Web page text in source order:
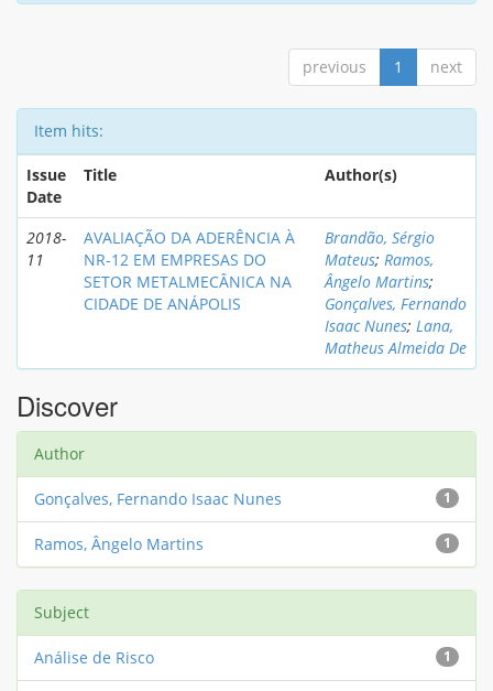
previous 1 next
Item hits:
Issue
Date
Title Author(s)
2018-
11
AVALIAÇÃO DA ADERÊNCIA À
NR-12 EM EMPRESAS DO
SETOR METALMECÂNICA NA
CIDADE DE ANÁPOLIS
Brandão, Sérgio
Mateus; Ramos,
Ângelo Martins;
Gonçalves, Fernando
Isaac Nunes; Lana,
Matheus Almeida De
Discover
Author
1
Gonçalves, Fernando Isaac Nunes
1
Ramos, Ângelo Martins
Subject
1
Análise de Risco